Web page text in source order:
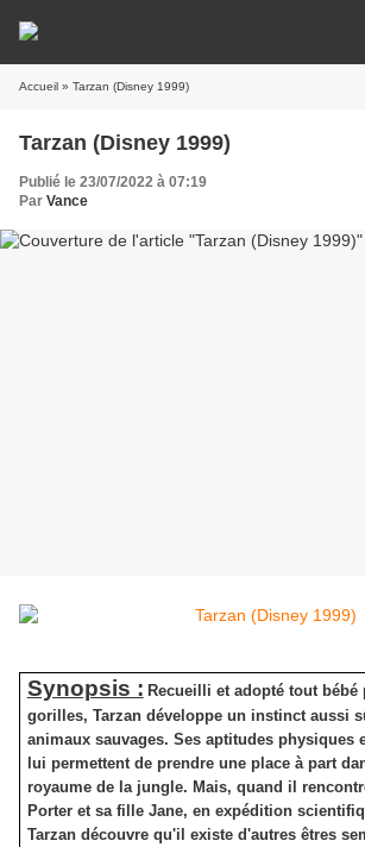
Accueil » Tarzan (Disney 1999)
Tarzan (Disney 1999)
Publié le 23/07/2022 à 07:19
Par Vance
Synopsis : Recueilli et adopté tout bébé
gorilles, Tarzan développe un instinct aussi
animaux sauvages. Ses aptitudes physiques
lui permettent de prendre une place à part
royaume de la jungle. Mais, quand il
Porter et sa fille Jane, en expédition
Tarzan découvre qu'il existe d'autres êtres